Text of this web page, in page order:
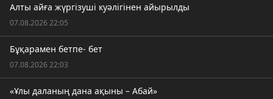
Алты айға жүргізуші куәлігінен айырылды
07.08.2026 22:05
Бұқарамен бетпе- бет
07.08.2026 22:03
«Ұлы даланың дана ақыны – Абай»